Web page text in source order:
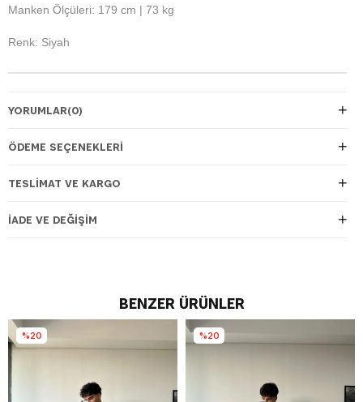
Manken Ölçüleri: 179 cm | 73 kg
Renk: Siyah
YORUMLAR(0)
ÖDEME SEÇENEKLERI
TESLIMAT VE KARGO
İADE VE DEĞIŞIM
BENZER ÜRÜNLER
%20 %20